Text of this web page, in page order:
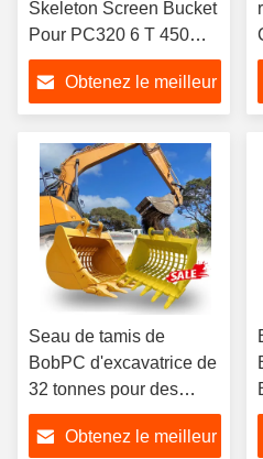
Skeleton Screen Bucket
Pour PC320 6 T 450
Kgs Pour les
excavateurs
Obtenez le meilleur
Seau de tamis de
BobPC d'excavatrice de
32 tonnes pour des
machines de
construction
Obtenez le meilleur